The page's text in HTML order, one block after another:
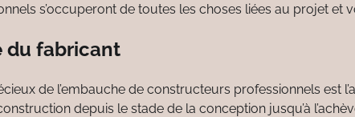
s’occuperont de toutes les choses liées au projet et
du fabricant
de l’embauche de constructeurs professionnels est
depuis le stade de la conception jusqu’à